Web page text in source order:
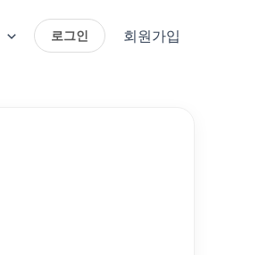
로그인 회원가입